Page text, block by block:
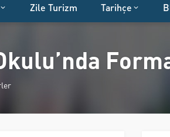
Zile Turizm Tarihçe